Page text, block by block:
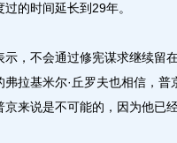
的时间延长到29年。
，不会通过修宪谋求继续留
拉基米尔·丘罗夫也相信，
来说是不可能的，因为他已